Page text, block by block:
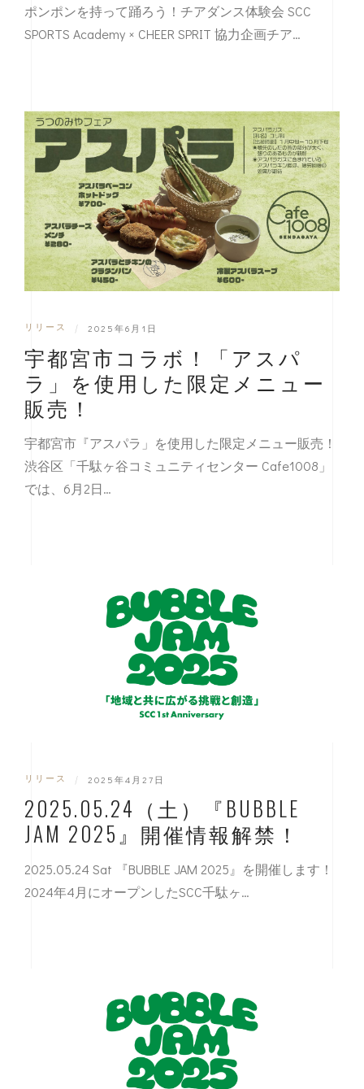
ポンポンを持って踊ろう！チアダンス体験会 SCC
SPORTS Academy × CHEER SPRIT 協力企画チア…
リリース | 2025年6月1日
宇都宮市コラボ！「アスパ
ラ」を使用した限定メニュー
販売！
宇都宮市『アスパラ」を使用した限定メニュー販売！
渋谷区「千駄ヶ谷コミュニティセンター Cafe1008」
では、6月2日…
リリース | 2025年4月27日
2025.05.24（土）『BUBBLE
JAM 2025』開催情報解禁！
2025.05.24 Sat 『BUBBLE JAM 2025』を開催します！
2024年4月にオープンしたSCC千駄ヶ…